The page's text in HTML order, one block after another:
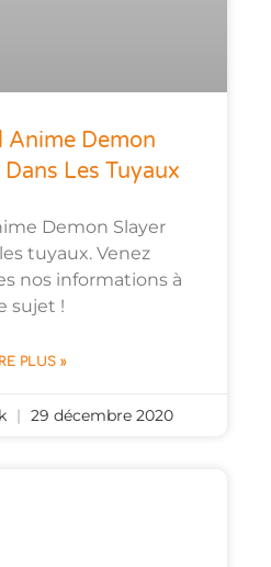
Anime Demon
Les Tuyaux
Demon Slayer
tuyaux. Venez
nos informations à
sujet !
PLUS »
29 décembre 2020